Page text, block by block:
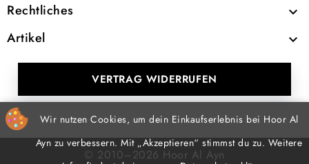
Rechtliches 
Artikel 
Wir nutzen Cookies, um dein Einkaufserlebnis bei Hoor Al
Ayn zu verbessern. Mit „Akzeptieren“ stimmst du zu. Weitere
VERTRAG WIDERRUFEN
© 2010–2026 Hoor Al Ayn